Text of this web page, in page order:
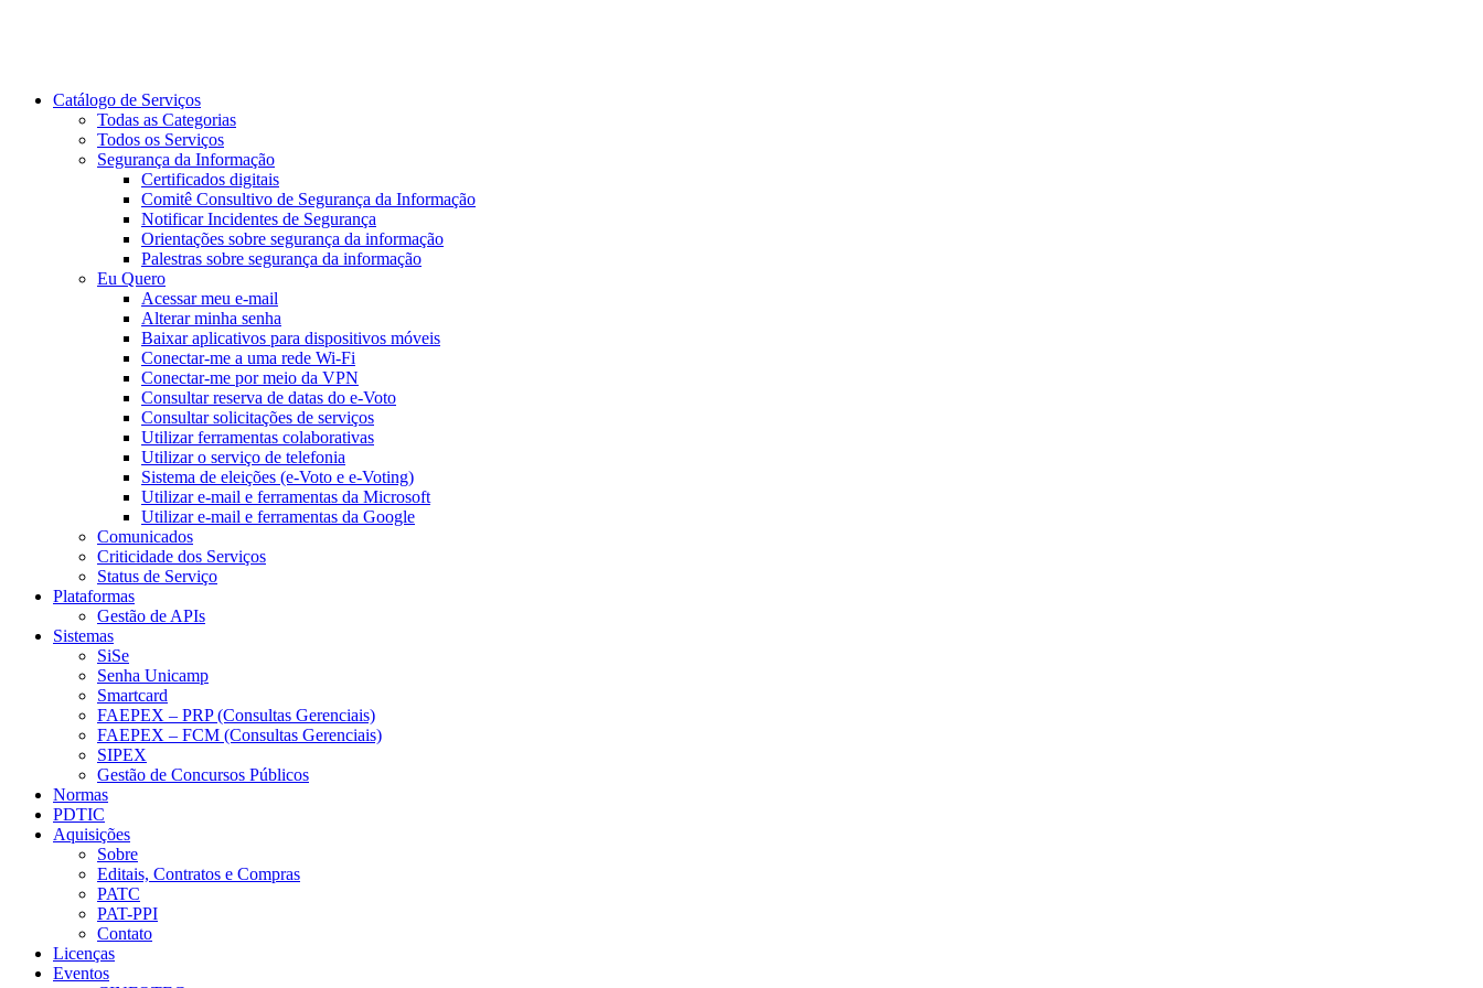
Catálogo de Serviços
Todas as Categorias
Todos os Serviços
Segurança da Informação
Certificados digitais
Comitê Consultivo de Segurança da Informação
Notificar Incidentes de Segurança
Orientações sobre segurança da informação
Palestras sobre segurança da informação
Eu Quero
Acessar meu e-mail
Alterar minha senha
Baixar aplicativos para dispositivos móveis
Conectar-me a uma rede Wi-Fi
Conectar-me por meio da VPN
Consultar reserva de datas do e-Voto
Consultar solicitações de serviços
Utilizar ferramentas colaborativas
Utilizar o serviço de telefonia
Sistema de eleições (e-Voto e e-Voting)
Utilizar e-mail e ferramentas da Microsoft
Utilizar e-mail e ferramentas da Google
Comunicados
Criticidade dos Serviços
Status de Serviço
Plataformas
Gestão de APIs
Sistemas
SiSe
Senha Unicamp
Smartcard
FAEPEX – PRP (Consultas Gerenciais)
FAEPEX – FCM (Consultas Gerenciais)
SIPEX
Gestão de Concursos Públicos
Normas
PDTIC
Aquisições
Sobre
Editais, Contratos e Compras
PATC
PAT-PPI
Contato
Licenças
Eventos